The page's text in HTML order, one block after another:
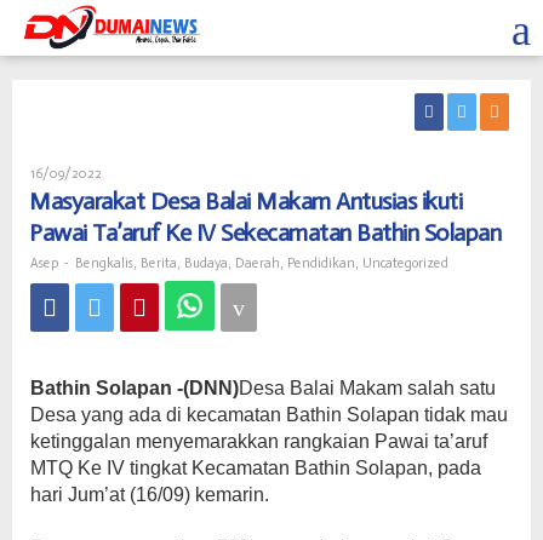
content
16/09/2022
Asep
Masyarakat Desa Balai Makam Antusias ikuti
Pawai Ta’aruf Ke IV Sekecamatan Bathin Solapan
Asep - Bengkalis Berita Budaya Daerah Pendidikan Uncategorized
Bathin Solapan -(DNN)Desa Balai Makam salah satu
Desa yang ada di kecamatan Bathin Solapan tidak mau
ketinggalan menyemarakkan rangkaian Pawai ta’aruf
MTQ Ke IV tingkat Kecamatan Bathin Solapan, pada
hari Jum’at (16/09) kemarin.